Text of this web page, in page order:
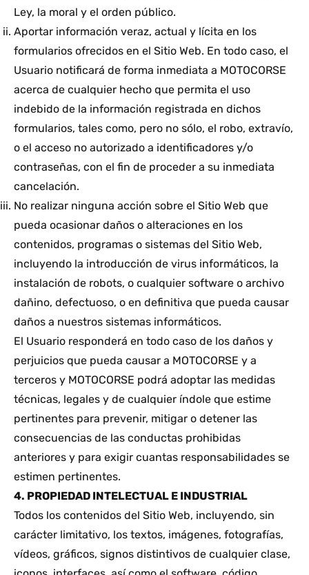
Ley, la moral y el orden público.
Aportar información veraz, actual y lícita en los
formularios ofrecidos en el Sitio Web. En todo caso, el
Usuario notificará de forma inmediata a MOTOCORSE
acerca de cualquier hecho que permita el uso
indebido de la información registrada en dichos
formularios, tales como, pero no sólo, el robo, extravío,
o el acceso no autorizado a identificadores y/o
contraseñas, con el fin de proceder a su inmediata
cancelación.
No realizar ninguna acción sobre el Sitio Web que
pueda ocasionar daños o alteraciones en los
contenidos, programas o sistemas del Sitio Web,
incluyendo la introducción de virus informáticos, la
instalación de robots, o cualquier software o archivo
dañino, defectuoso, o en definitiva que pueda causar
daños a nuestros sistemas informáticos.
El Usuario responderá en todo caso de los daños y
perjuicios que pueda causar a MOTOCORSE y a
terceros y MOTOCORSE podrá adoptar las medidas
técnicas, legales y de cualquier índole que estime
pertinentes para prevenir, mitigar o detener las
consecuencias de las conductas prohibidas
anteriores y para exigir cuantas responsabilidades se
estimen pertinentes.
4. PROPIEDAD INTELECTUAL E INDUSTRIAL
Todos los contenidos del Sitio Web, incluyendo, sin
carácter limitativo, los textos, imágenes, fotografías,
vídeos, gráficos, signos distintivos de cualquier clase,